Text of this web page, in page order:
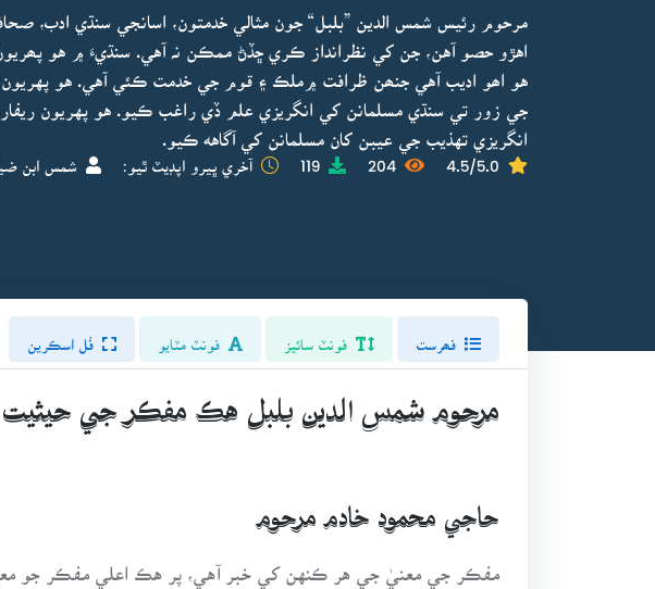
مرحوم رئيس شمس الدين ”بلبل“ جون مثالي خدمتون، اسانجي سنڌي ادب،
اهڙو حصو آهن، جن کي نظرانداز ڪري ڇڏڻ ممڪن نہ آهي. سنڌيءَ ۾ هو
هو اھو اديب آهي جنھن ظرافت ۾ملڪ ۽ قوم جي خدمت ڪئي آهي. هو پهريون
جي زور تي سنڌي مسلمانن کي انگريزي علم ڏي راغب ڪيو. هو پهريون
انگريزي تهذيب جي عيبن کان مسلمانن کي آگاهه ڪيو.
4.5/5.0
204
119 آخري ڀيرو اپڊيٽ ٿيو: شمس ابن
فُل اسڪرين
مرحوم شمس الدين بلبل هڪ مفڪر جي
حاجي محمود خادم مرحوم
مفڪر جي معنيٰ جي هر ڪنهن کي خبر آهي، پر هڪ اعلي مفڪر جو